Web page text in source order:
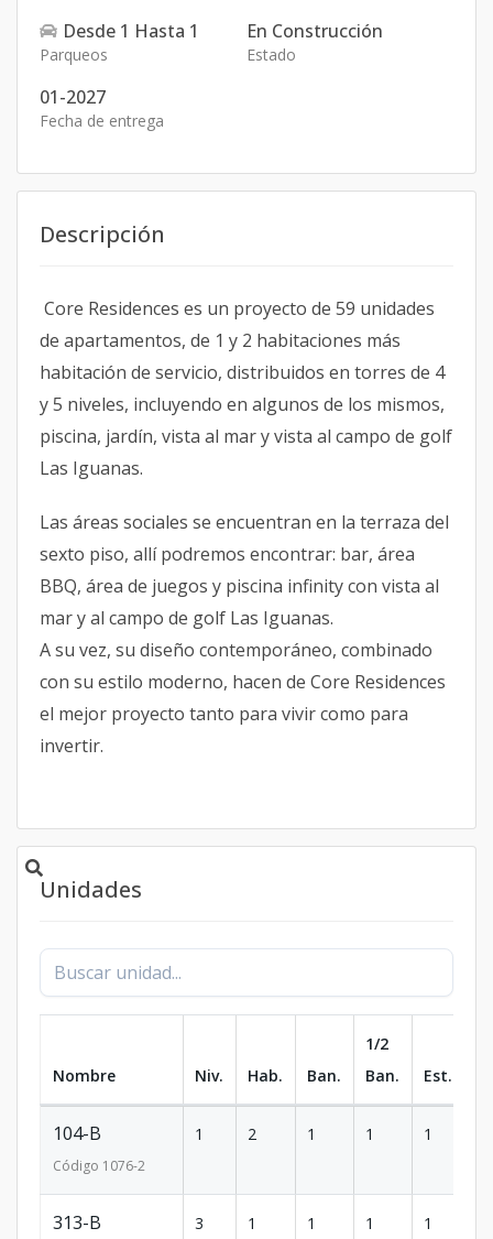
Desde 1 Hasta 1
Parqueos
En Construcción
Estado
01-2027
Fecha de entrega
Descripción
Core Residences es un proyecto de 59 unidades
de apartamentos, de 1 y 2 habitaciones más
habitación de servicio, distribuidos en torres de 4
y 5 niveles, incluyendo en algunos de los mismos,
piscina, jardín, vista al mar y vista al campo de golf
Las Iguanas.
Las áreas sociales se encuentran en la terraza del
sexto piso, allí podremos encontrar: bar, área
BBQ, área de juegos y piscina infinity con vista al
mar y al campo de golf Las Iguanas.
A su vez, su diseño contemporáneo, combinado
con su estilo moderno, hacen de Core Residences
el mejor proyecto tanto para vivir como para
invertir.
Unidades
Nombre Niv. Hab. Ban.
1/2
Ban.
Est.
104-B
Código 1076-2
1 2 1 1 1
313-B 3 1 1 1 1